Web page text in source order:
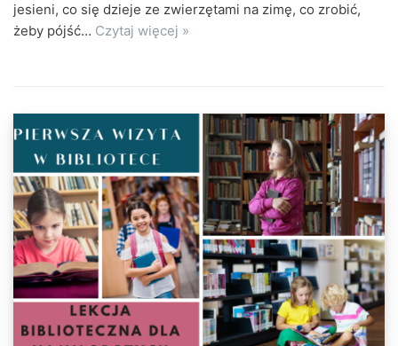
jesieni, co się dzieje ze zwierzętami na zimę, co zrobić,
żeby pójść… Czytaj więcej »